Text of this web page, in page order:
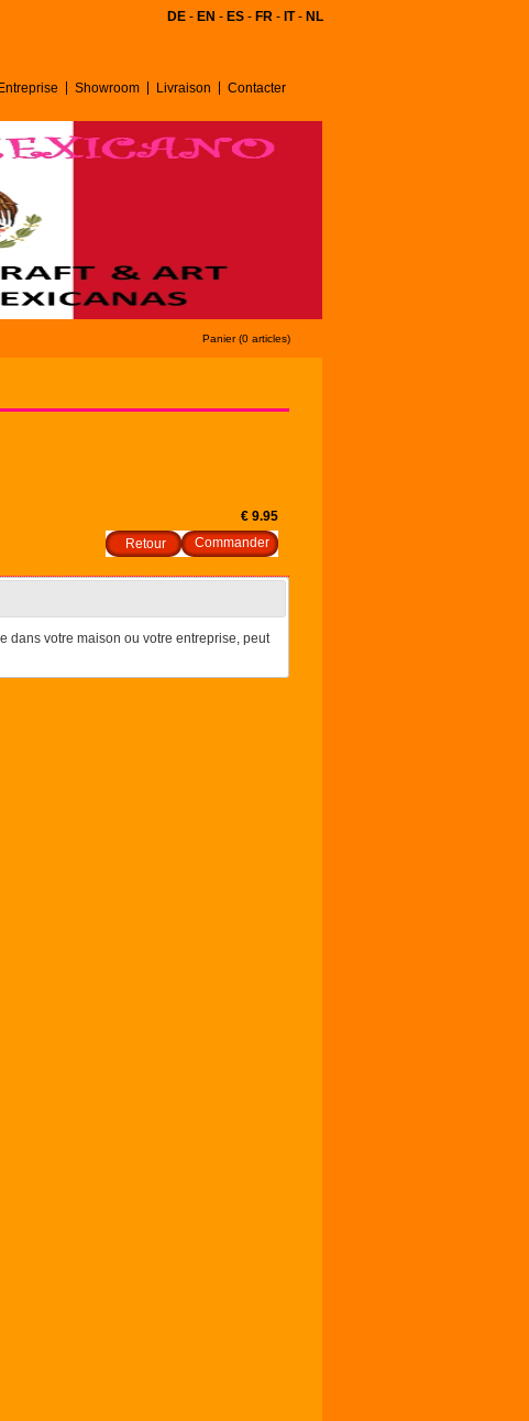
DE - EN - ES - FR - IT- NL
Entreprise Showroom Livraison Contacter
Panier (0 articles)
€ 9.95
Retour
dans votre maison ou votre entreprise, peut